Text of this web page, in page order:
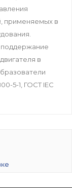
применяемых в
в
5-1, ГОСТ IEC